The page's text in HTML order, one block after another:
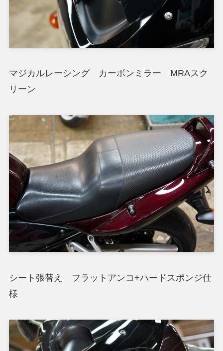
マジカルレーシング カーボンミラー MRAスク
リーン
シート張替え フラットアンコ+ハードスポンジ仕
様